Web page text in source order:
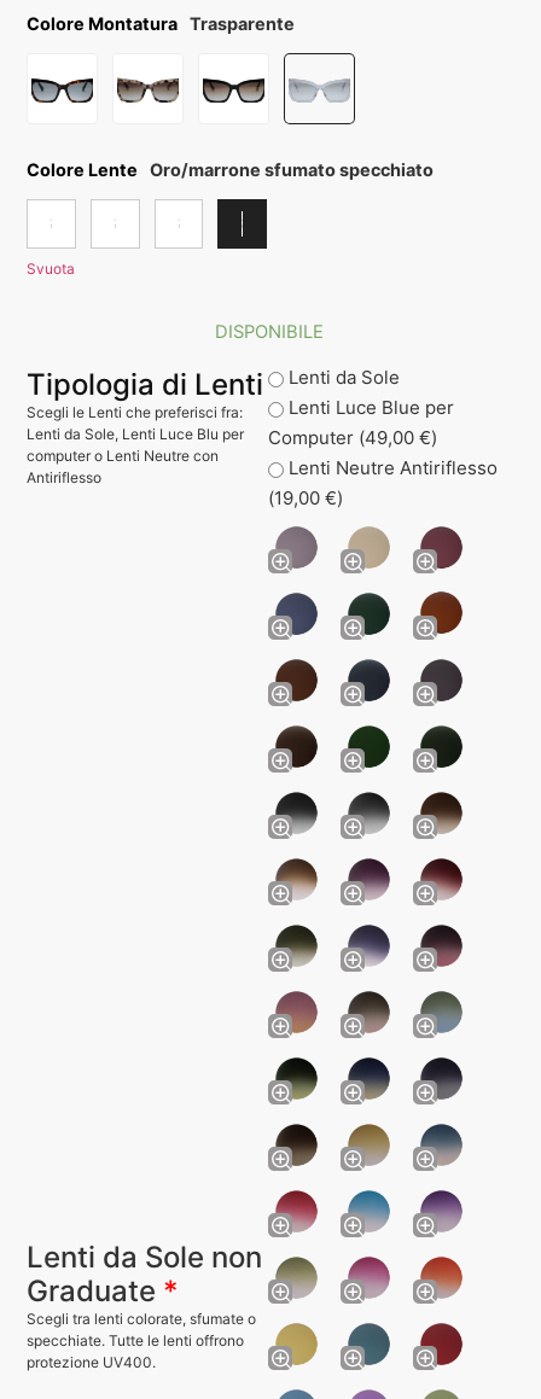
Colore Montatura Trasparente
Colore Lente Oro/marrone sfumato specchiato
Svuota
DISPONIBILE
Tipologia di Lenti
Scegli le Lenti che preferisci fra:
Lenti da Sole, Lenti Luce Blu per
computer o Lenti Neutre con
Antiriflesso
Lenti da Sole
Lenti Luce Blue per
Computer (49,00 €)
Lenti Neutre Antiriflesso
(19,00 €)
Lenti da Sole non
Graduate *
Scegli tra lenti colorate, sfumate o
specchiate. Tutte le lenti offrono
protezione UV400.